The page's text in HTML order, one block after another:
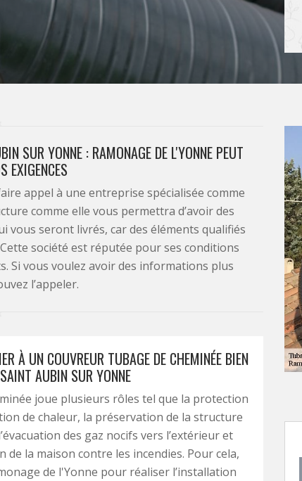
SUR YONNE : RAMONAGE DE L'YONNE PEUT
EXIGENCES
appel à une entreprise spécialisée comme
comme elle vous permettra d’avoir des
vous seront livrés, car des éléments qualifiés
société est réputée pour ses conditions
Si vous voulez avoir des informations plus
l’appeler.
À UN COUVREUR TUBAGE DE CHEMINÉE BIEN
AUBIN SUR YONNE
joue plusieurs rôles tel que la protection
de chaleur, la préservation de la structure
des gaz nocifs vers l’extérieur et
de la maison contre les incendies. Pour cela,
de l'Yonne pour réaliser l’installation